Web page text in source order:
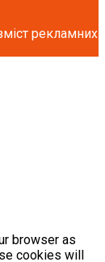
рекламних
browser as
cookies will